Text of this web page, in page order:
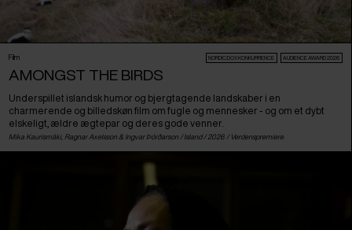
Film NORDIC:DOX KONKURRENCE AUDIENCE AWARD 2026
AMONGST THE BIRDS
Underspillet islandsk humor og bjergtagende landskaber i en
charmerende og billedskøn film om fugle og mennesker - og om et dybt
elskeligt, ældre ægtepar og deres gode venner.
Mika Kaurismäki, Ragnar Axelsson & Ingvar Þórðarson / Island/ 2026 / Verdenspremiere